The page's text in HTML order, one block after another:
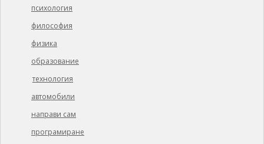
психология
философия
физика
образование
технология
автомобили
направи сам
програмиране